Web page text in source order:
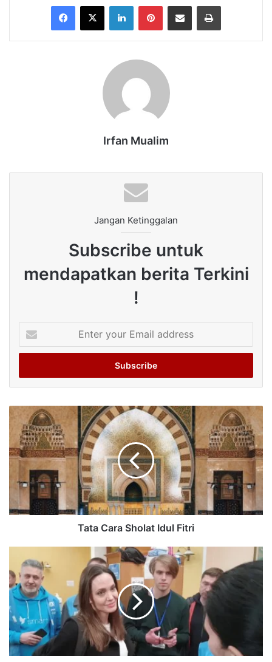
Facebook
X LinkedInPinterestShare via Email Print
Irfan Mualim
Jangan Ketinggalan
Subscribe untuk
mendapatkan berita Terkini
!
your
Email
Tata Cara Sholat Idul Fitri